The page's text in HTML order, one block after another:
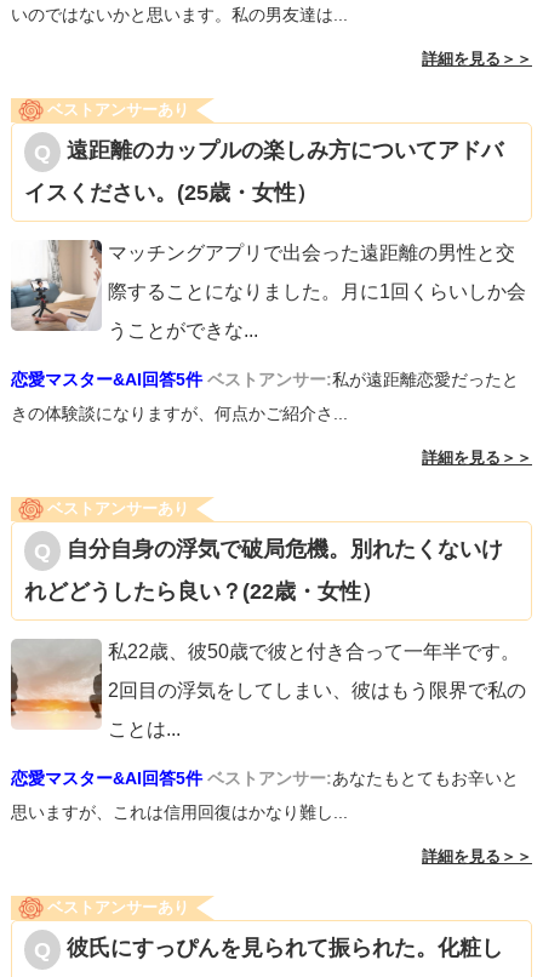
いのではないかと思います。私の男友達は...
詳細を見る＞＞
ベストアンサーあり
遠距離のカップルの楽しみ方についてアドバ
イスください。(25歳・女性）
マッチングアプリで出会った遠距離の男性と交
際することになりました。月に1回くらいしか会
うことができな...
恋愛マスター&AI回答5件 ベストアンサー:私が遠距離恋愛だったと
きの体験談になりますが、何点かご紹介さ...
詳細を見る＞＞
ベストアンサーあり
自分自身の浮気で破局危機。別れたくないけ
れどどうしたら良い？(22歳・女性）
私22歳、彼50歳で彼と付き合って一年半です。
2回目の浮気をしてしまい、彼はもう限界で私の
ことは...
恋愛マスター&AI回答5件 ベストアンサー:あなたもとてもお辛いと
思いますが、これは信用回復はかなり難し...
詳細を見る＞＞
ベストアンサーあり
彼氏にすっぴんを見られて振られた。化粧し